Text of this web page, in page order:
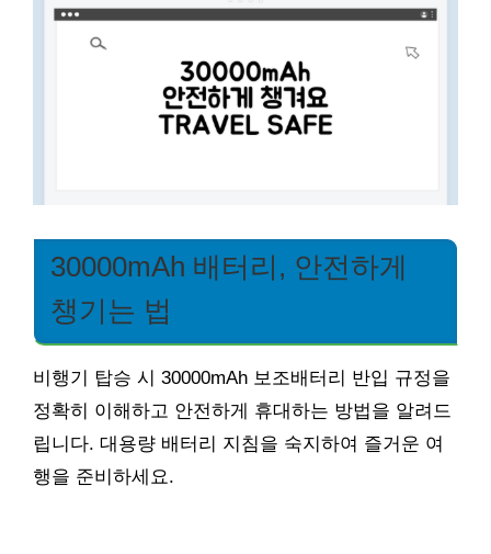
30000mAh 배터리, 안전하게
챙기는 법
비행기 탑승 시 30000mAh 보조배터리 반입 규정을
정확히 이해하고 안전하게 휴대하는 방법을 알려드
립니다. 대용량 배터리 지침을 숙지하여 즐거운 여
행을 준비하세요.